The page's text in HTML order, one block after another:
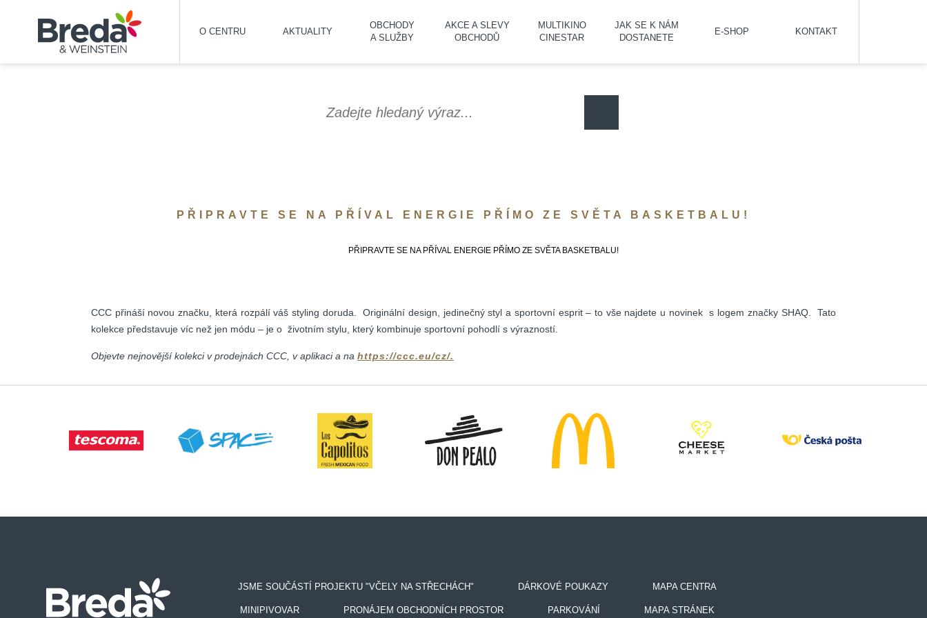
O CENTRU AKTUALITY
OBCHODY
A SLUŽBY
AKCE A SLEVY
OBCHODŮ
MULTIKINO
CINESTAR
JAK SE K NÁM
DOSTANETE
E-SHOP KONTAKT
PŘIPRAVTE SE NA PŘÍVAL ENERGIE PŘÍMO ZE SVĚTA BASKETBALU!
PŘIPRAVTE SE NA PŘÍVAL ENERGIE PŘÍMO ZE SVĚTA BASKETBALU!
CCC přináší novou značku, která rozpálí váš styling doruda. Originální design, jedinečný styl a sportovní esprit – to vše najdete u novinek s logem značky SHAQ. Tato
kolekce představuje víc než jen módu – je o životním stylu, který kombinuje sportovní pohodlí s výrazností.
Objevte nejnovější kolekci v prodejnách CCC, v aplikaci a na https://ccc.eu/cz/.
JSME SOUČÁSTÍ PROJEKTU "VČELY NA STŘECHÁCH" DÁRKOVÉ POUKAZY MAPA CENTRA
MINIPIVOVAR PRONÁJEM OBCHODNÍCH PROSTOR PARKOVÁNÍ MAPA STRÁNEK